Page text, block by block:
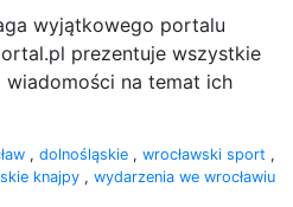
wyjątkowego portalu
prezentuje wszystkie
na temat ich
, dolnośląskie , wrocławski sport ,
knajpy , wydarzenia we wrocławiu